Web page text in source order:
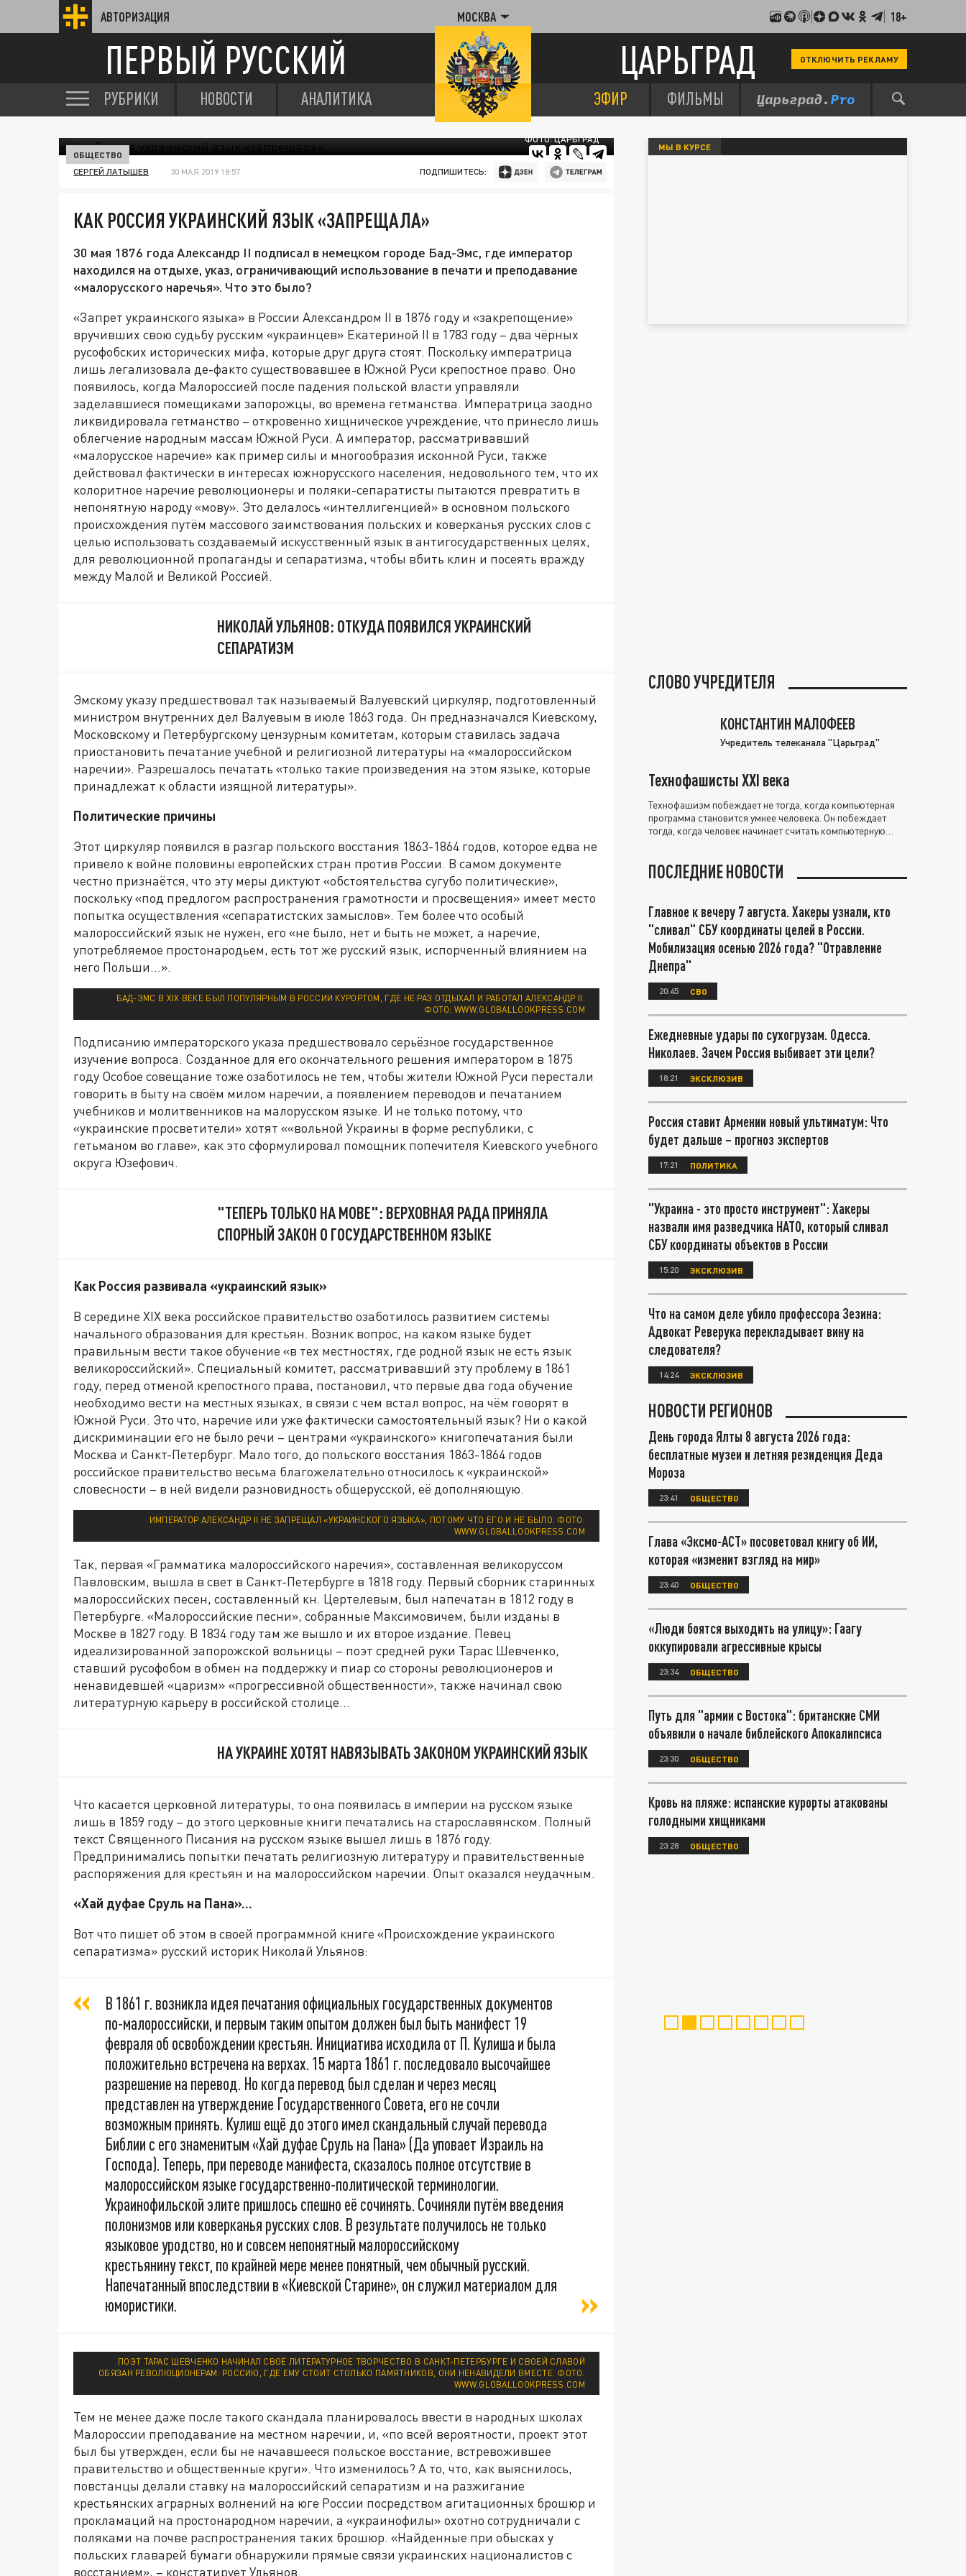
АВТОРИЗАЦИЯ МОСКВА 18+
ПЕРВЫЙ РУССКИЙ ЦАРЬГРАД ОТКЛЮЧИТЬ РЕКЛАМУ
РУБРИКИ НОВОСТИ АНАЛИТИКА ЭФИР ФИЛЬМЫ
ФОТО: ЦАРЬГРАД
ОБЩЕСТВО
СЕРГЕЙ ЛАТЫШЕВ 30 МАЯ 2019 18:57 ПОДПИШИТЕСЬ:
КАК РОССИЯ УКРАИНСКИЙ ЯЗЫК «ЗАПРЕЩАЛА»
30 мая 1876 года Александр II подписал в немецком городе Бад-Эмс, где император
находился на отдыхе, указ, ограничивающий использование в печати и преподавание
«малорусского наречья». Что это было?
«Запрет украинского языка» в России Александром II в 1876 году и «закрепощение»
вручивших свою судьбу русским «украинцев» Екатериной II в 1783 году – два чёрных
русофобских исторических мифа, которые друг друга стоят. Поскольку императрица
лишь легализовала де-факто существовавшее в Южной Руси крепостное право. Оно
появилось, когда Малороссией после падения польской власти управляли
заделавшиеся помещиками запорожцы, во времена гетманства. Императрица заодно
ликвидировала гетманство – откровенно хищническое учреждение, что принесло лишь
облегчение народным массам Южной Руси. А император, рассматривавший
«малорусское наречие» как пример силы и многообразия исконной Руси, также
действовал фактически в интересах южнорусского населения, недовольного тем, что их
колоритное наречие революционеры и поляки-сепаратисты пытаются превратить в
непонятную народу «мову». Это делалось «интеллигенцией» в основном польского
происхождения путём массового заимствования польских и коверканья русских слов с
целью использовать создаваемый искусственный язык в антигосударственных целях,
для революционной пропаганды и сепаратизма, чтобы вбить клин и посеять вражду
между Малой и Великой Россией.
НИКОЛАЙ УЛЬЯНОВ: ОТКУДА ПОЯВИЛСЯ УКРАИНСКИЙ
СЕПАРАТИЗМ
Эмскому указу предшествовал так называемый Валуевский циркуляр, подготовленный
министром внутренних дел Валуевым в июле 1863 года. Он предназначался Киевскому,
Московскому и Петербургскому цензурным комитетам, которым ставилась задача
приостановить печатание учебной и религиозной литературы на «малороссийском
наречии». Разрешалось печатать «только такие произведения на этом языке, которые
принадлежат к области изящной литературы».
Политические причины
Этот циркуляр появился в разгар польского восстания 1863-1864 годов, которое едва не
привело к войне половины европейских стран против России. В самом документе
честно признаётся, что эту меры диктуют «обстоятельства сугубо политические»,
поскольку «под предлогом распространения грамотности и просвещения» имеет место
попытка осуществления «сепаратистских замыслов». Тем более что особый
малороссийский язык не нужен, его «не было, нет и быть не может, а наречие,
употребляемое простонародьем, есть тот же русский язык, испорченный влиянием на
него Польши…».
БАД-ЭМС В XIX ВЕКЕ БЫЛ ПОПУЛЯРНЫМ В РОССИИ КУРОРТОМ, ГДЕ НЕ РАЗ ОТДЫХАЛ И РАБОТАЛ АЛЕКСАНДР II.
ФОТО: WWW.GLOBALLOOKPRESS.COM
Подписанию императорского указа предшествовало серьёзное государственное
изучение вопроса. Созданное для его окончательного решения императором в 1875
году Особое совещание тоже озаботилось не тем, чтобы жители Южной Руси перестали
говорить в быту на своём милом наречии, а появлением переводов и печатанием
учебников и молитвенников на малорусском языке. И не только потому, что
«украинские просветители» хотят ««вольной Украины в форме республики, с
гетьманом во главе», как это сформулировал помощник попечителя Киевского учебного
округа Юзефович.
"ТЕПЕРЬ ТОЛЬКО НА МОВЕ": ВЕРХОВНАЯ РАДА ПРИНЯЛА
СПОРНЫЙ ЗАКОН О ГОСУДАРСТВЕННОМ ЯЗЫКЕ
Как Россия развивала «украинский язык»
В середине XIX века российское правительство озаботилось развитием системы
начального образования для крестьян. Возник вопрос, на каком языке будет
правильным вести такое обучение «в тех местностях, где родной язык не есть язык
великороссийский». Специальный комитет, рассматривавший эту проблему в 1861
году, перед отменой крепостного права, постановил, что первые два года обучение
необходимо вести на местных языках, в связи с чем встал вопрос, на чём говорят в
Южной Руси. Это что, наречие или уже фактически самостоятельный язык? Ни о какой
дискриминации его не было речи – центрами «украинского» книгопечатания были
Москва и Санкт-Петербург. Мало того, до польского восстания 1863-1864 годов
российское правительство весьма благожелательно относилось к «украинской»
словесности – в ней видели разновидность общерусской, её дополняющую.
ИМПЕРАТОР АЛЕКСАНДР II НЕ ЗАПРЕЩАЛ «УКРАИНСКОГО ЯЗЫКА», ПОТОМУ ЧТО ЕГО И НЕ БЫЛО. ФОТО:
WWW.GLOBALLOOKPRESS.COM
Так, первая «Грамматика малороссийского наречия», составленная великоруссом
Павловским, вышла в свет в Санкт-Петербурге в 1818 году. Первый сборник старинных
малороссийских песен, составленный кн. Цертелевым, был напечатан в 1812 году в
Петербурге. «Малороссийские песни», собранные Максимовичем, были изданы в
Москве в 1827 году. В 1834 году там же вышло и их второе издание. Певец
идеализированной запорожской вольницы – поэт средней руки Тарас Шевченко,
ставший русофобом в обмен на поддержку и пиар со стороны революционеров и
ненавидевшей «царизм» «прогрессивной общественности», также начинал свою
литературную карьеру в российской столице…
НА УКРАИНЕ ХОТЯТ НАВЯЗЫВАТЬ ЗАКОНОМ УКРАИНСКИЙ ЯЗЫК
Что касается церковной литературы, то она появилась в империи на русском языке
лишь в 1859 году – до этого церковные книги печатались на старославянском. Полный
текст Священного Писания на русском языке вышел лишь в 1876 году.
Предпринимались попытки печатать религиозную литературу и правительственные
распоряжения для крестьян и на малороссийском наречии. Опыт оказался неудачным.
«Хай дуфае Сруль на Пана»…
Вот что пишет об этом в своей программной книге «Происхождение украинского
сепаратизма» русский историк Николай Ульянов:
В 1861 г. возникла идея печатания официальных государственных документов
по-малороссийски, и первым таким опытом должен был быть манифест 19
февраля об освобождении крестьян. Инициатива исходила от П. Кулиша и была
положительно встречена на верхах. 15 марта 1861 г. последовало высочайшее
разрешение на перевод. Но когда перевод был сделан и через месяц
представлен на утверждение Государственного Совета, его не сочли
возможным принять. Кулиш ещё до этого имел скандальный случай перевода
Библии с его знаменитым «Хай дуфае Сруль на Пана» (Да уповает Израиль на
Господа). Теперь, при переводе манифеста, сказалось полное отсутствие в
малороссийском языке государственно-политической терминологии.
Украинофильской элите пришлось спешно её сочинять. Сочиняли путём введения
полонизмов или коверканья русских слов. В результате получилось не только
языковое уродство, но и совсем непонятный малороссийскому
крестьянину текст, по крайней мере менее понятный, чем обычный русский.
Напечатанный впоследствии в «Киевской Старине», он служил материалом для
юмористики.
ПОЭТ ТАРАС ШЕВЧЕНКО НАЧИНАЛ СВОЁ ЛИТЕРАТУРНОЕ ТВОРЧЕСТВО В САНКТ-ПЕТЕРБУРГЕ И СВОЕЙ СЛАВОЙ
ОБЯЗАН РЕВОЛЮЦИОНЕРАМ: РОССИЮ, ГДЕ ЕМУ СТОИТ СТОЛЬКО ПАМЯТНИКОВ, ОНИ НЕНАВИДЕЛИ ВМЕСТЕ. ФОТО:
WWW.GLOBALLOOKPRESS.COM
Тем не менее даже после такого скандала планировалось ввести в народных школах
Малороссии преподавание на местном наречии, и, «по всей вероятности, проект этот
был бы утвержден, если бы не начавшееся польское восстание, встревожившее
правительство и общественные круги». Что изменилось? А то, что, как выяснилось,
повстанцы делали ставку на малороссийский сепаратизм и на разжигание
крестьянских аграрных волнений на юге России посредством агитационных брошюр и
прокламаций на простонародном наречии, а «украинофилы» охотно сотрудничали с
поляками на почве распространения таких брошюр. «Найденные при обысках у
польских главарей бумаги обнаружили прямые связи украинских националистов с
восстанием», – констатирует Ульянов.
МЫ В КУРСЕ
СЛОВО УЧРЕДИТЕЛЯ
КОНСТАНТИН МАЛОФЕЕВ
Учредитель телеканала "Царьград"
Технофашисты XXI века
Технофашизм побеждает не тогда, когда компьютерная
программа становится умнее человека. Он побеждает
тогда, когда человек начинает считать компьютерную
ПОСЛЕДНИЕ НОВОСТИ
Главное к вечеру 7 августа. Хакеры узнали, кто
"сливал" СБУ координаты целей в России.
Мобилизация осенью 2026 года? "Отравление
Днепра"
20:45 СВО
Ежедневные удары по сухогрузам. Одесса.
Николаев. Зачем Россия выбивает эти цели?
18:21 ЭКСКЛЮЗИВ
Россия ставит Армении новый ультиматум: Что
будет дальше – прогноз экспертов
17:21 ПОЛИТИКА
"Украина - это просто инструмент": Хакеры
назвали имя разведчика НАТО, который сливал
СБУ координаты объектов в России
15:20 ЭКСКЛЮЗИВ
Что на самом деле убило профессора Зезина:
Адвокат Реверука перекладывает вину на
следователя?
14:24 ЭКСКЛЮЗИВ
НОВОСТИ РЕГИОНОВ
День города Ялты 8 августа 2026 года:
бесплатные музеи и летняя резиденция Деда
Мороза
23:41 ОБЩЕСТВО
Глава «Эксмо-АСТ» посоветовал книгу об ИИ,
которая «изменит взгляд на мир»
23:40 ОБЩЕСТВО
«Люди боятся выходить на улицу»: Гаагу
оккупировали агрессивные крысы
23:34 ОБЩЕСТВО
Путь для "армии с Востока": британские СМИ
объявили о начале библейского Апокалипсиса
23:30 ОБЩЕСТВО
Кровь на пляже: испанские курорты атакованы
голодными хищниками
23:28 ОБЩЕСТВО